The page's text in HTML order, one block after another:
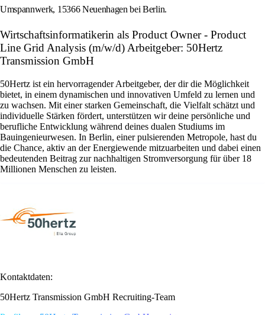
Umspannwerk, 15366 Neuenhagen bei Berlin.
Wirtschaftsinformatikerin als Product Owner - Product
Line Grid Analysis (m/w/d) Arbeitgeber: 50Hertz
Transmission GmbH
50Hertz ist ein hervorragender Arbeitgeber, der dir die Möglichkeit
bietet, in einem dynamischen und innovativen Umfeld zu lernen und
zu wachsen. Mit einer starken Gemeinschaft, die Vielfalt schätzt und
individuelle Stärken fördert, unterstützen wir deine persönliche und
berufliche Entwicklung während deines dualen Studiums im
Bauingenieurwesen. In Berlin, einer pulsierenden Metropole, hast du
die Chance, aktiv an der Energiewende mitzuarbeiten und dabei einen
bedeutenden Beitrag zur nachhaltigen Stromversorgung für über 18
Millionen Menschen zu leisten.
Kontaktdaten:
50Hertz Transmission GmbH Recruiting-Team